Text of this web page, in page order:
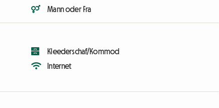
Mann oder Fra
Kleederschaf/Kommod
Internet